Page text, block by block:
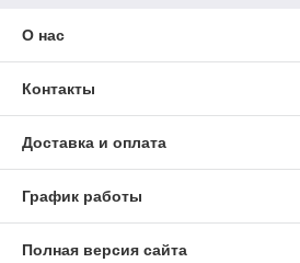
О нас
Контакты
Доставка и оплата
График работы
Полная версия сайта